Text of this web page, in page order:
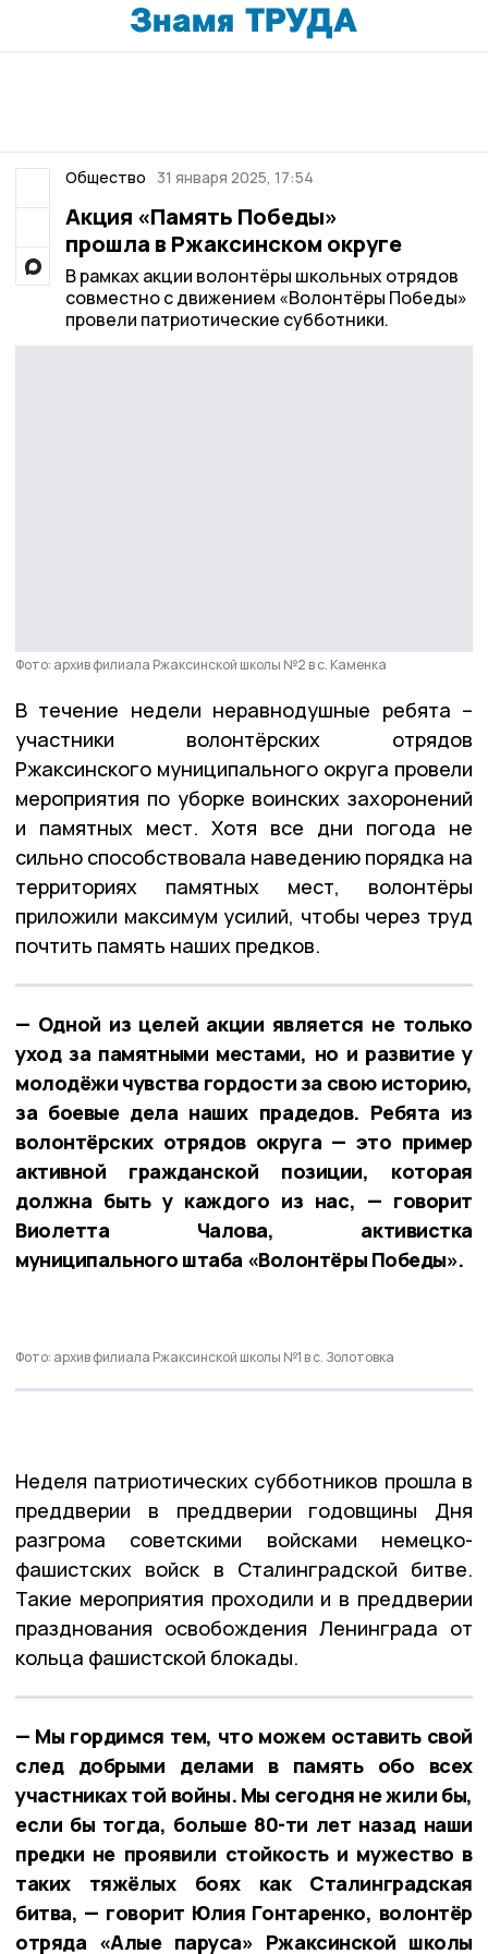
Общество 31 января 2025, 17:54
Акция «Память Победы»
прошла в Ржаксинском округе
В рамках акции волонтёры школьных отрядов
совместно с движением «Волонтёры Победы»
провели патриотические субботники.
Фото: архив филиала Ржаксинской школы №2 в с. Каменка
В течение недели неравнодушные ребята –
участники волонтёрских отрядов
Ржаксинского муниципального округа провели
мероприятия по уборке воинских захоронений
и памятных мест. Хотя все дни погода не
сильно способствовала наведению порядка на
территориях памятных мест, волонтёры
приложили максимум усилий, чтобы через труд
почтить память наших предков.
— Одной из целей акции является не только
уход за памятными местами, но и развитие у
молодёжи чувства гордости за свою историю,
за боевые дела наших прадедов. Ребята из
волонтёрских отрядов округа — это пример
активной гражданской позиции, которая
должна быть у каждого из нас, — говорит
Виолетта Чалова, активистка
муниципального штаба «Волонтёры Победы».
Фото: архив филиала Ржаксинской школы №1 в с. Золотовка
Неделя патриотических субботников прошла в
преддверии в преддверии годовщины Дня
разгрома советскими войсками немецко-
фашистских войск в Сталинградской битве.
Такие мероприятия проходили и в преддверии
празднования освобождения Ленинграда от
кольца фашистской блокады.
— Мы гордимся тем, что можем оставить свой
след добрыми делами в память обо всех
участниках той войны. Мы сегодня не жили бы,
если бы тогда, больше 80-ти лет назад наши
предки не проявили стойкость и мужество в
таких тяжёлых боях как Сталинградская
битва, — говорит Юлия Гонтаренко, волонтёр
отряда «Алые паруса» Ржаксинской школы